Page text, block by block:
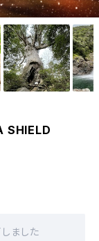
SHIELD
ました